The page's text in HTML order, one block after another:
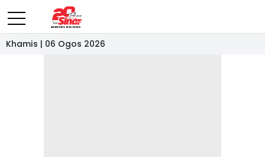
Khamis | 06 Ogos 2026